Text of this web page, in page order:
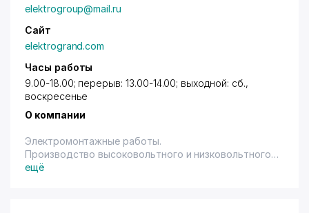
elektrogroup@mail.ru
Сайт
elektrogrand.com
Часы работы
9.00-18.00; перерыв: 13.00-14.00; выходной: сб.,
воскресенье
О компании
Электромонтажные работы.
Производство высоковольтного и низковольтного
электрооборудования.
ещё